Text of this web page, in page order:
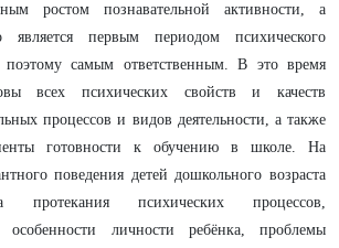
ростом познавательной активности, а
является первым периодом психического
поэтому самым ответственным. В это время
всех психических свойств и качеств
процессов и видов деятельности, а также
готовности к обучению в школе. На
поведения детей дошкольного возраста
протекания психических процессов,
особенности личности ребёнка, проблемы